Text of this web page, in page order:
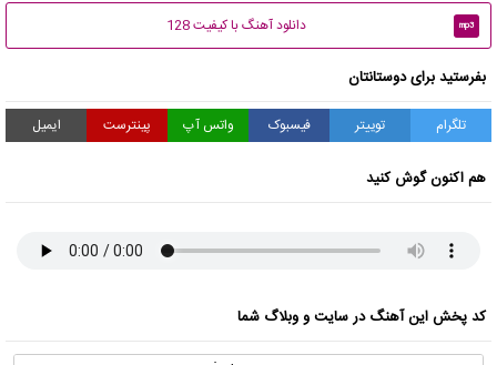
mp3 دانلود آهنگ با کیفیت 128
بفرستید برای دوستانتان
تلگرام توییتر فیسبوک واتس آپ پینترست ایمیل
هم اکنون گوش کنید
کد پخش این آهنگ در سایت و وبلاگ شما